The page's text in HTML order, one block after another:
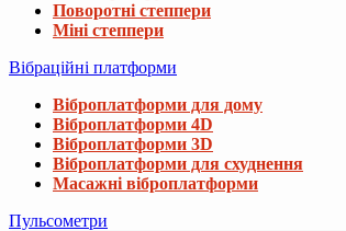
Поворотні степпери
Міні степпери
Вібраційні платформи
Віброплатформи для дому
Віброплатформи 4D
Віброплатформи 3D
Віброплатформи для схуднення
Масажні віброплатформи
Пульсометри